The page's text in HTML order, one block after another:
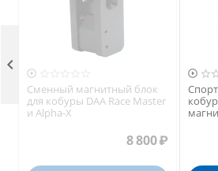

Сменный магнитный блок
для кобуры DAA Race Master
и Alpha-X
8 800₽

